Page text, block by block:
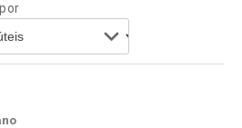
Comprar sem Desconto
Por R$ 52,64/cada